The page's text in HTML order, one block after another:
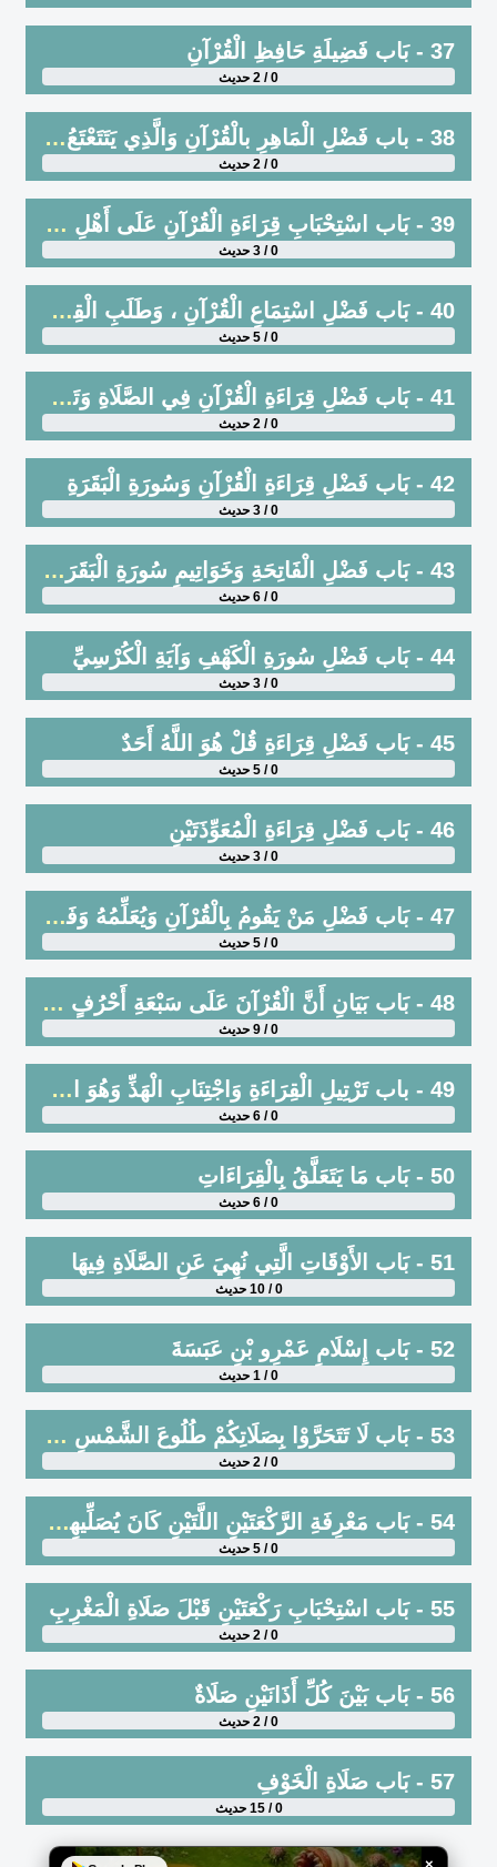
37 - بَاب فَضِيلَةِ حَافِظِ الْقُرْآنِ
0 / 2 حديث
38 - باب فَضْلِ الْمَاهِرِ بالْقُرْآنِ وَالَّذِي يَتَتَعْتَعُ فِيهِ
0 / 2 حديث
39 - بَاب اسْتِحْبَابِ قِرَاءَةِ الْقُرْآنِ عَلَى أَهْلِ الْفَضْلِ وَالْحُذَّاقِ فِيهِ ، وَإِنْ كَانَ الْقَارِئُ أَفْضَلَ مِنَ الْمَقْرُوءِ عَلَيْهِ
0 / 3 حديث
40 - بَاب فَضْلِ اسْتِمَاعِ الْقُرْآنِ ، وَطَلَبِ الْقِرَاءَةِ مِنْ حافظ لِلِاسْتِمَاعِ ، وَالْبُكَاءِ عِنْدَ الْقِرَاءَةِ وَالتَّدَبُّرِ
0 / 5 حديث
41 - بَاب فَضْلِ قِرَاءَةِ الْقُرْآنِ فِي الصَّلَاةِ وَتَعَلُّمِهِ
0 / 2 حديث
42 - بَاب فَضْلِ قِرَاءَةِ الْقُرْآنِ وَسُورَةِ الْبَقَرَةِ
0 / 3 حديث
43 - بَاب فَضْلِ الْفَاتِحَةِ وَخَوَاتِيمِ سُورَةِ الْبَقَرَةِ ، وَالْحَثِّ عَلَى قِرَاءَةِ الآيَتَيْنِ مِنْ آخِرِ الْبَقَرَةِ
0 / 6 حديث
44 - بَاب فَضْلِ سُورَةِ الْكَهْفِ وَآيَةِ الْكُرْسِيِّ
0 / 3 حديث
45 - بَاب فَضْلِ قِرَاءَةِ قُلْ هُوَ اللَّهُ أَحَدٌ
0 / 5 حديث
46 - بَاب فَضْلِ قِرَاءَةِ الْمُعَوِّذَتَيْنِ
0 / 3 حديث
47 - بَاب فَضْلِ مَنْ يَقُومُ بِالْقُرْآنِ وَيُعَلِّمُهُ وَفَضْلِ مَنْ تَعَلَّمَ حِكْمَةً مِنْ فِقْهٍ أَوْ غَيْرِهِ فَعَمِلَ بِهَا وَعَلَّمَهَا
0 / 5 حديث
48 - بَاب بَيَانِ أَنَّ الْقُرْآنَ عَلَى سَبْعَةِ أَحْرُفٍ ، وَبَيَانِ مَعْنَاهُ
0 / 9 حديث
49 - باب تَرْتِيلِ الْقِرَاءَةِ وَاجْتِنَابِ الْهَذِّ وَهُوَ الإِفْرَاطُ فِي السُّرْعَةِ وَإِبَاحَةِ سُورَتَيْنِ فَأَكْثَرَ فِي الرَّكْعَةِ
0 / 6 حديث
50 - بَاب مَا يَتَعَلَّقُ بِالْقِرَاءَاتِ
0 / 6 حديث
51 - بَاب الأَوْقَاتِ الَّتِي نُهِيَ عَنِ الصَّلَاةِ فِيهَا
0 / 10 حديث
52 - بَاب إِسْلَامِ عَمْرِو بْنِ عَبَسَةَ
0 / 1 حديث
53 - بَاب لَا تَتَحَرَّوْا بِصَلَاتِكُمْ طُلُوعَ الشَّمْسِ وَلَا غُرُوبَهَا
0 / 2 حديث
54 - بَاب مَعْرِفَةِ الرَّكْعَتَيْنِ اللَّتَيْنِ كَانَ يُصَلِّيهِمَا النَّبِيُّ (ﷺ) بَعْدَ الْعَصْرِ
0 / 5 حديث
55 - بَاب اسْتِحْبَابِ رَكْعَتَيْنِ قَبْلَ صَلَاةِ الْمَغْرِبِ
0 / 2 حديث
56 - بَاب بَيْنَ كُلِّ أَذَانَيْنِ صَلَاةٌ
0 / 2 حديث
57 - بَاب صَلَاةِ الْخَوْفِ
0 / 15 حديث
×